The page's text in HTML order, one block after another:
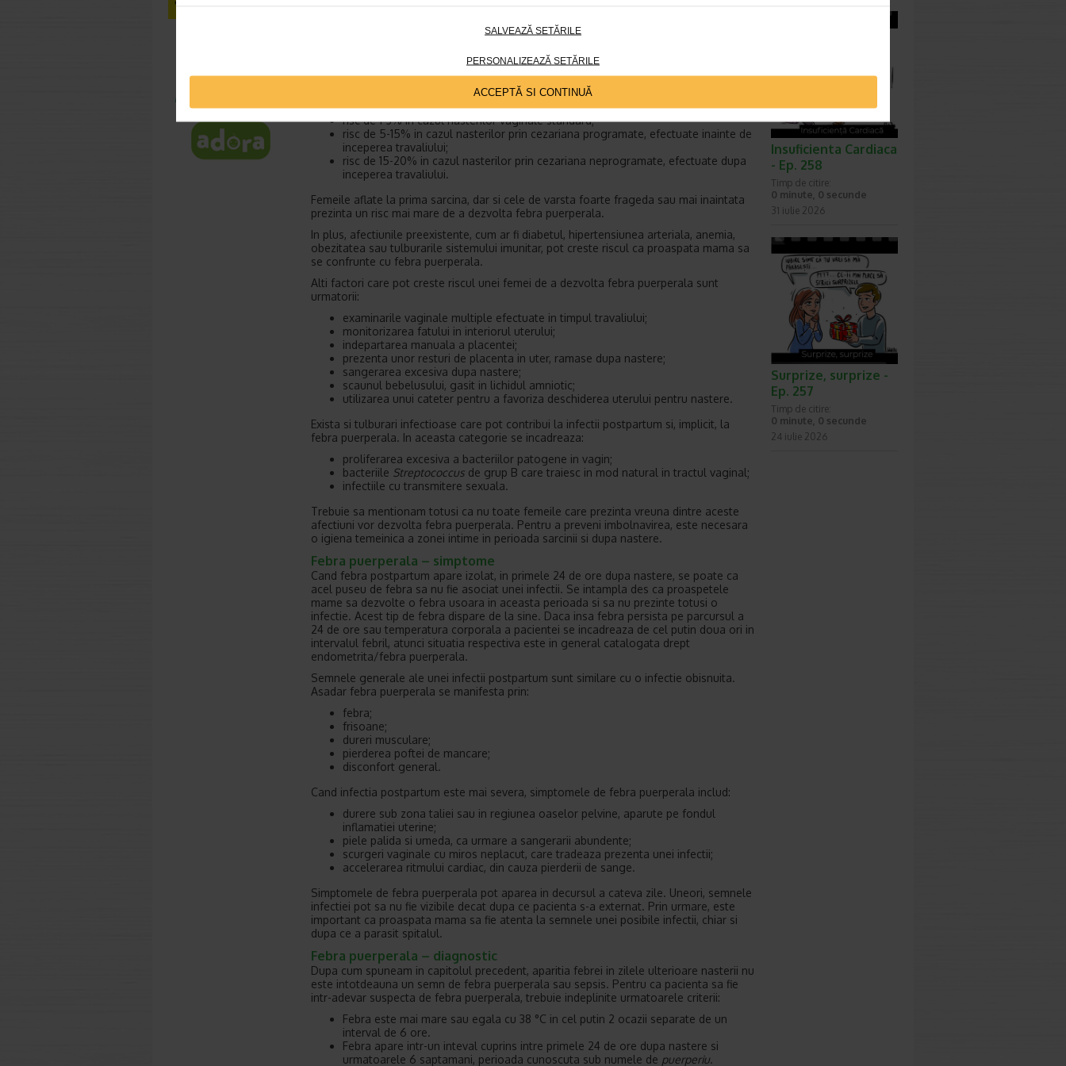
SALVEAZĂ SETĂRILE
PERSONALIZEAZĂ SETĂRILE
ACCEPTĂ SI CONTINUĂ
Infectiile postpartum pot debuta la nivelul uterului dupa ruperea apei inainte de
nastere. In plus, uterul se poate infecta inclusiv daca sacul amniotic si lichidul sau se
Riscul de a dezvolta febra puerperala, deci o infectie dupa nastere, variaza in functie
de metoda utilizata pentru nasterea bebelusului:
risc de 1-3% in cazul nasterilor vaginale standard;
risc de 5-15% in cazul nasterilor prin cezariana programate, efectuate inainte de
inceperea travaliului;
risc de 15-20% in cazul nasterilor prin cezariana neprogramate, efectuate dupa
inceperea travaliului.
Femeile aflate la prima sarcina, dar si cele de varsta foarte frageda sau mai inaintata
prezinta un risc mai mare de a dezvolta febra puerperala.
In plus, afectiunile preexistente, cum ar fi diabetul, hipertensiunea arteriala, anemia,
obezitatea sau tulburarile sistemului imunitar, pot creste riscul ca proaspata mama sa
se confrunte cu febra puerperala.
Alti factori care pot creste riscul unei femei de a dezvolta febra puerperala sunt
urmatorii:
examinarile vaginale multiple efectuate in timpul travaliului;
monitorizarea fatului in interiorul uterului;
indepartarea manuala a placentei;
prezenta unor resturi de placenta in uter, ramase dupa nastere;
sangerarea excesiva dupa nastere;
scaunul bebelusului, gasit in lichidul amniotic;
utilizarea unui cateter pentru a favoriza deschiderea uterului pentru nastere.
Exista si tulburari infectioase care pot contribui la infectii postpartum si, implicit, la
febra puerperala. In aceasta categorie se incadreaza:
proliferarea excesiva a bacteriilor patogene in vagin;
bacteriile Streptococcus de grup B care traiesc in mod natural in tractul vaginal;
infectiile cu transmitere sexuala.
Trebuie sa mentionam totusi ca nu toate femeile care prezinta vreuna dintre aceste
afectiuni vor dezvolta febra puerperala. Pentru a preveni imbolnavirea, este necesara
o igiena temeinica a zonei intime in perioada sarcinii si dupa nastere.
Febra puerperala – simptome
Cand febra postpartum apare izolat, in primele 24 de ore dupa nastere, se poate ca
acel puseu de febra sa nu fie asociat unei infectii. Se intampla des ca proaspetele
mame sa dezvolte o febra usoara in aceasta perioada si sa nu prezinte totusi o
infectie. Acest tip de febra dispare de la sine. Daca insa febra persista pe parcursul a
24 de ore sau temperatura corporala a pacientei se incadreaza de cel putin doua ori in
intervalul febril, atunci situatia respectiva este in general catalogata drept
endometrita/febra puerperala.
Semnele generale ale unei infectii postpartum sunt similare cu o infectie obisnuita.
Asadar febra puerperala se manifesta prin:
febra;
frisoane;
dureri musculare;
pierderea poftei de mancare;
disconfort general.
Cand infectia postpartum este mai severa, simptomele de febra puerperala includ:
durere sub zona taliei sau in regiunea oaselor pelvine, aparute pe fondul
inflamatiei uterine;
piele palida si umeda, ca urmare a sangerarii abundente;
scurgeri vaginale cu miros neplacut, care tradeaza prezenta unei infectii;
accelerarea ritmului cardiac, din cauza pierderii de sange.
Simptomele de febra puerperala pot aparea in decursul a cateva zile. Uneori, semnele
infectiei pot sa nu fie vizibile decat dupa ce pacienta s-a externat. Prin urmare, este
important ca proaspata mama sa fie atenta la semnele unei posibile infectii, chiar si
dupa ce a parasit spitalul.
Febra puerperala – diagnostic
Dupa cum spuneam in capitolul precedent, aparitia febrei in zilele ulterioare nasterii nu
este intotdeauna un semn de febra puerperala sau sepsis. Pentru ca pacienta sa fie
intr-adevar suspecta de febra puerperala, trebuie indeplinite urmatoarele criterii:
Febra este mai mare sau egala cu 38 °C in cel putin 2 ocazii separate de un
interval de 6 ore.
Febra apare intr-un inteval cuprins intre primele 24 de ore dupa nastere si
urmatoarele 6 saptamani, perioada cunoscuta sub numele de puerperiu.
Insuficienta Cardiaca
- Ep. 258
Timp de citire:
0 minute, 0 secunde
31 iulie 2026
Surprize, surprize -
Ep. 257
Timp de citire:
0 minute, 0 secunde
24 iulie 2026